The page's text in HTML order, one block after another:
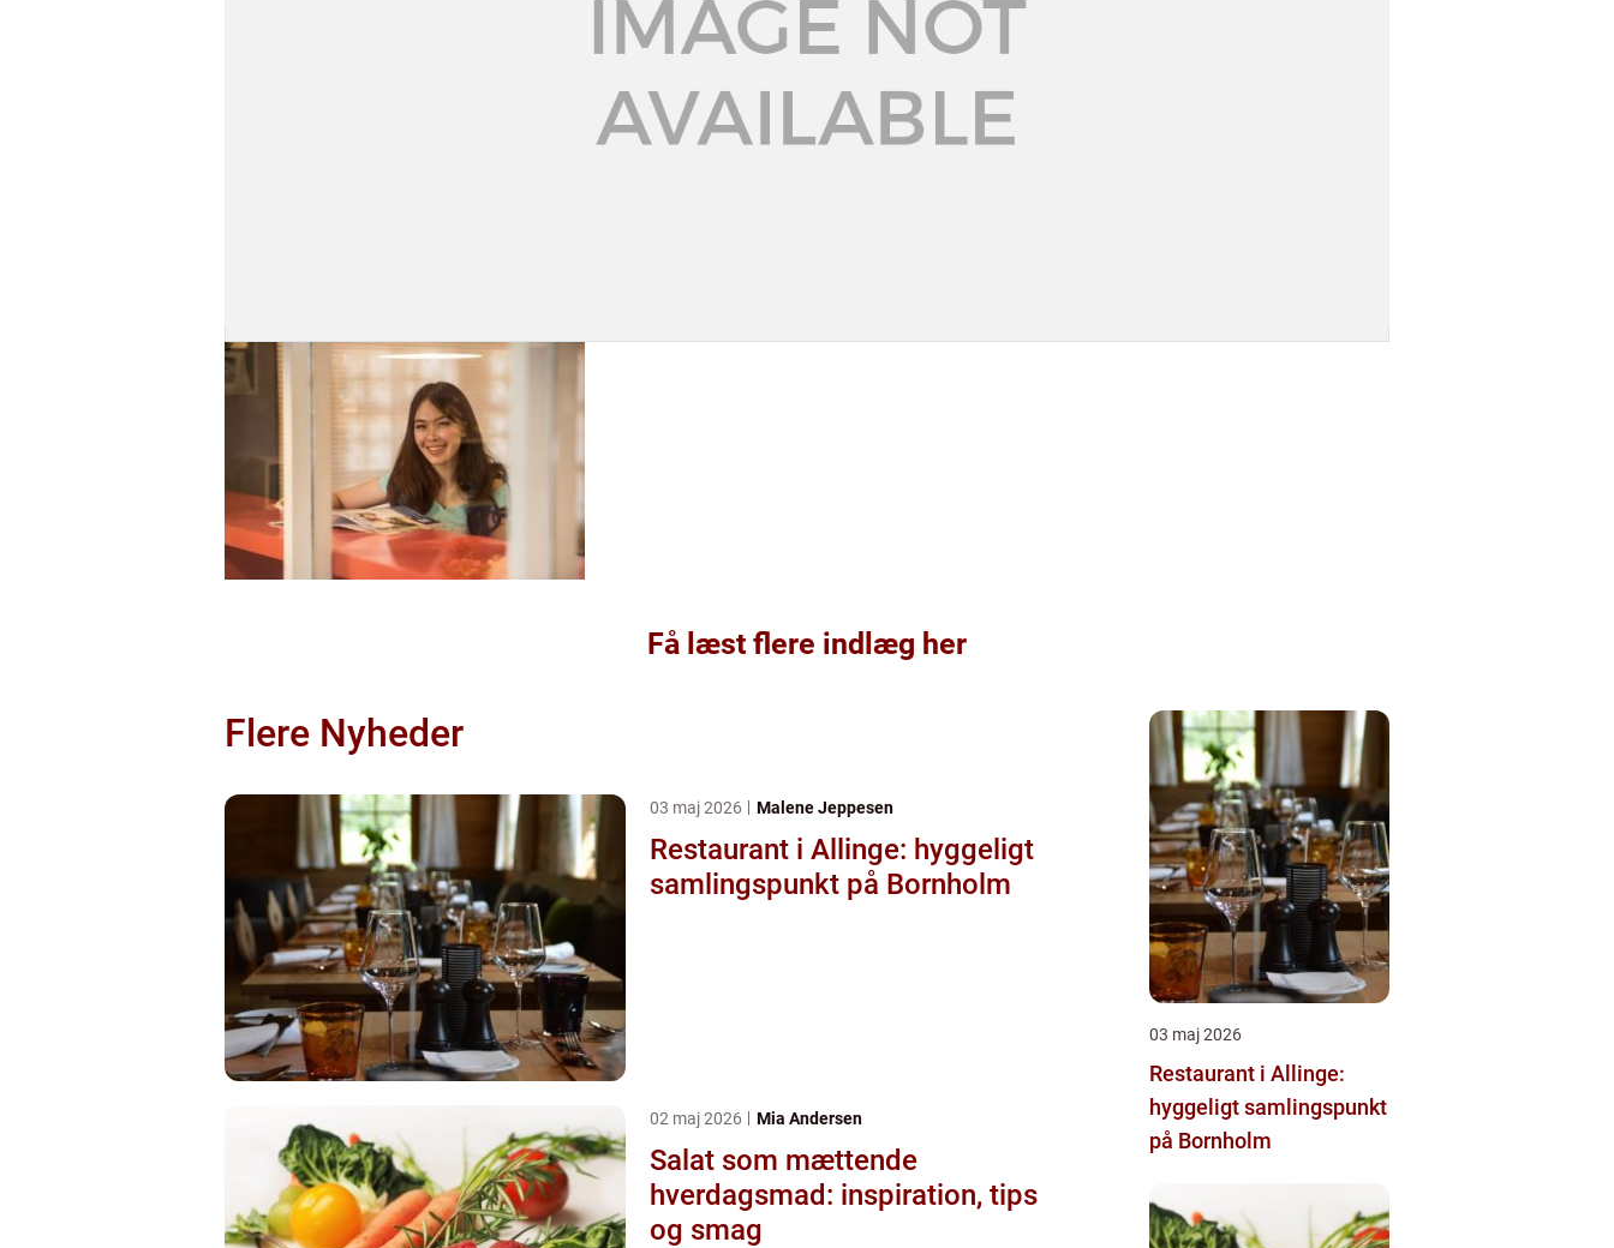
Få læst flere indlæg her
Flere Nyheder
03 maj 2026 Malene Jeppesen
Restaurant i Allinge: hyggeligt
samlingspunkt på Bornholm
02 maj 2026 Mia Andersen
Salat som mættende
hverdagsmad: inspiration, tips
og smag
03 maj 2026
Restaurant i Allinge:
hyggeligt samlingspunkt
på Bornholm